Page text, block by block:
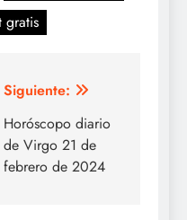
gratis
Siguiente:
Horóscopo diario
de Virgo 21 de
febrero de 2024